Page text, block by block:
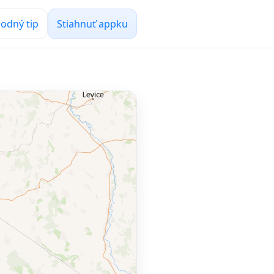
tip Stiahnuť appku